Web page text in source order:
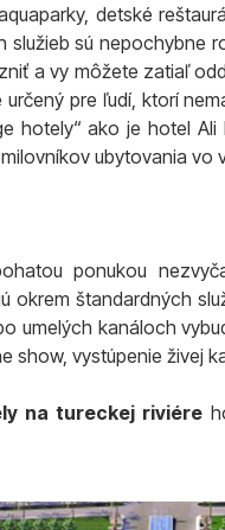
detské
sú nepochybne
a vy môžete zatiaľ
pre ľudí, ktorí
hotely“ ako je hotel
ubytovania
ponukou
okrem štandardných
umelých kanáloch
show, vystúpenie živej
na tureckej riviére